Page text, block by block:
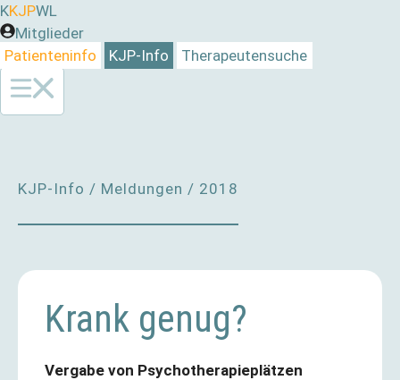
Zum
Inhalt
springen
KKJPWL
Mitglieder
Patienteninfo
KJP-Info Therapeutensuche
KJP-Info / Meldungen / 2018
Krank genug?
Vergabe von Psychotherapieplätzen